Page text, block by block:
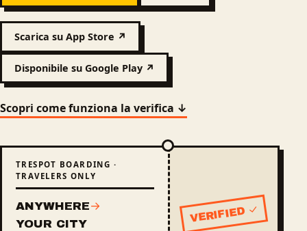
Scarica su App Store ↗
Disponibile su Google Play ↗
Scopri come funziona la verifica ↓
TRESPOT BOARDING ·
TRAVELERS ONLY
ANYWHERE→
YOUR CITY
VERIFIED ✓Status: verified